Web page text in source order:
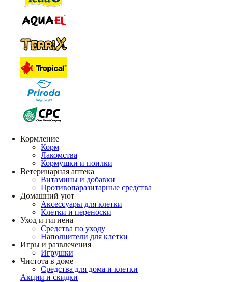
Кормление
Корм
Лакомства
Кормушки и поилки
Ветеринарная аптека
Витамины и добавки
Противопаразитарные средства
Домашний уют
Аксессуары для клетки
Клетки и переноски
Уход и гигиена
Средства по уходу
Наполнители для клетки
Игры и развлечения
Игрушки
Чистота в доме
Средства для дома и клетки
Акции и скидки